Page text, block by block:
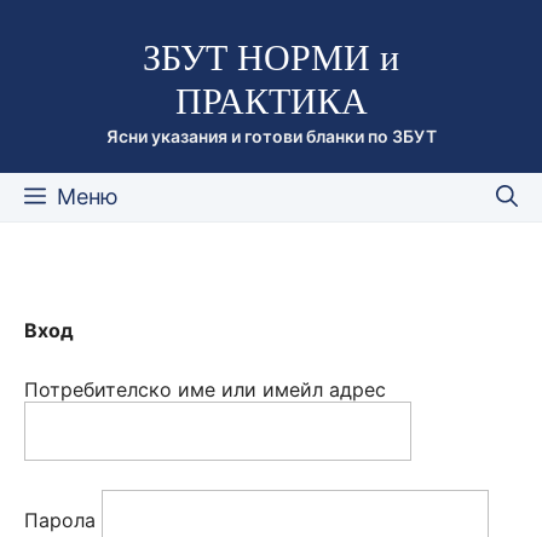
съдържаниетоЗБУТ НОРМИ и
ПРАКТИКА
Ясни указания и готови бланки по ЗБУТ
Меню
Вход
Потребителско име или имейл адрес
Парола